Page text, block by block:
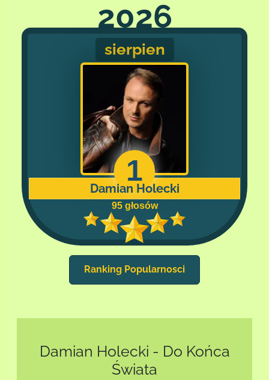
2026
sierpien
1
Damian Holecki
95 głosów
Ranking Popularnosci
Damian Holecki - Do Końca
Świata